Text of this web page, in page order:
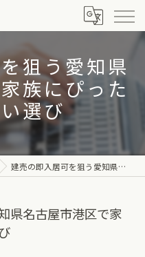
狙う愛知県
族にぴった
選び
建売の即入居可を狙う愛知県名古屋市港区で家族にぴったりな住まい選び
県名古屋市港区で家